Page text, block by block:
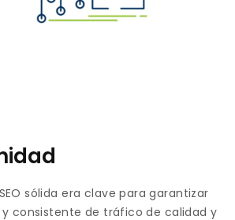
sólida era clave para garantizar
consistente de tráfico de calidad y